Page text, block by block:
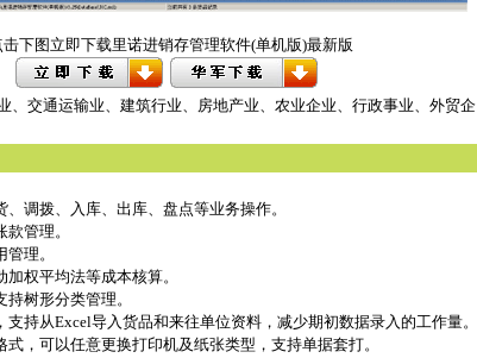
击下图立即下载里诺进销存管理软件(单机版)最新版
、交通运输业、建筑行业、房地产业、农业企业、行政事业、外贸企
、调拨、入库、出库、盘点等业务操作。
管理。
理。
权平均法等成本核算。
树形分类管理。
支持从Excel导入货品和来往单位资料，减少期初数据录入的工作量。
，可以任意更换打印机及纸张类型，支持单据套打。